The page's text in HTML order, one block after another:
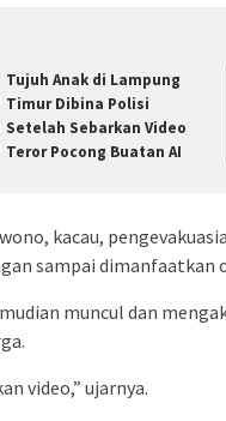
Tujuh Anak di Lampung
Timur Dibina Polisi
Setelah Sebarkan Video
Teror Pocong Buatan AI
kacau,
sampai dimanfaatkan
muncul dan
video,” ujarnya.